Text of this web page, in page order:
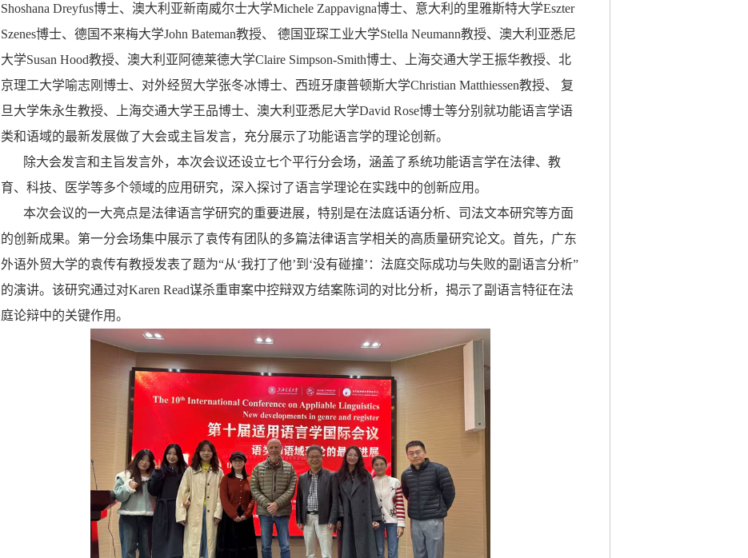
Shoshana Dreyfus博士、澳大利亚新南威尔士大学Michele Zappavigna博士、意大利的里雅斯特大学Eszter
Szenes博士、德国不来梅大学John Bateman教授、 德国亚琛工业大学Stella Neumann教授、澳大利亚悉尼
大学Susan Hood教授、澳大利亚阿德莱德大学Claire Simpson-Smith博士、上海交通大学王振华教授、北
京理工大学喻志刚博士、对外经贸大学张冬冰博士、西班牙康普顿斯大学Christian Matthiessen教授、 复
旦大学朱永生教授、上海交通大学王品博士、澳大利亚悉尼大学David Rose博士等分别就功能语言学语
类和语域的最新发展做了大会或主旨发言，充分展示了功能语言学的理论创新。
除大会发言和主旨发言外，本次会议还设立七个平行分会场，涵盖了系统功能语言学在法律、教
育、科技、医学等多个领域的应用研究， 深入探讨了语言学理论在实践中的创新应用。
本次会议的一大亮点是法律语言学研究的重要进展，特别是在法庭话语分析、司法文本研究等方面
的创新成果。 第一分会场集中展示了袁传有团队的多篇法律语言学相关的高质量研究论文。 首先， 广东
外语外贸大学的袁传有教授发表了题为“从‘我打了他’到 ‘没有碰撞’ ：法庭交际成功与失败的副语言分析”
的演讲。该研究通过对Karen Read谋杀重审案中控辩双方结案陈词的对比分析，揭示了副语言特征在法
庭论辩中的关键作用。